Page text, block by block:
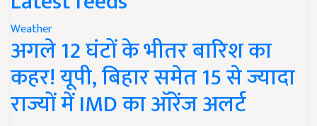
Weather
अगले 12 घंटों के भीतर बारिश का
कहर! यूपी, बिहार समेत 15 से ज्यादा
राज्यों में IMD का ऑरेंज अलर्ट